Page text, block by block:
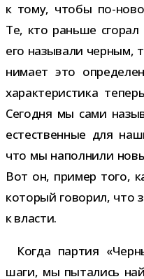
к тому, чтобы по-​
Те, кто раньше
его назы­вали чер­ным,
ни­мает это
харак­те­ри­стика
Сегодня мы сами
есте­ствен­ные для
что мы напол­нили
Вот он, при­мер того,
кото­рый гово­рил, что
к власти.
Когда пар­тия
шаги, мы пыта­лись